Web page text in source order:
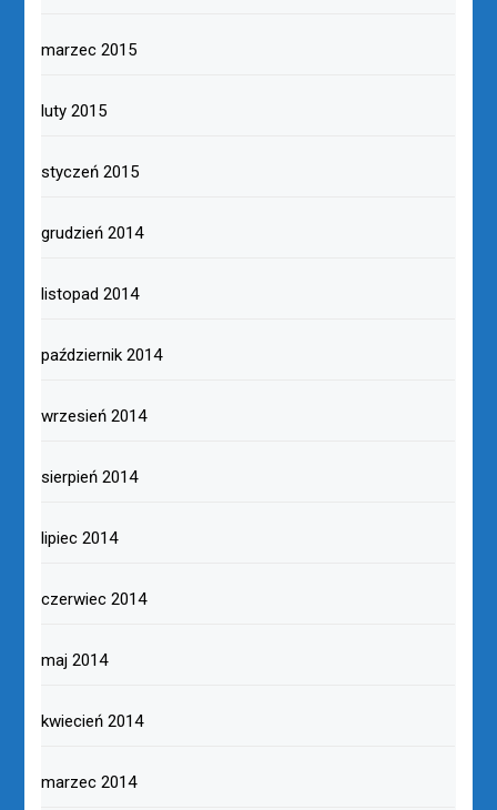
marzec 2015
luty 2015
styczeń 2015
grudzień 2014
listopad 2014
październik 2014
wrzesień 2014
sierpień 2014
lipiec 2014
czerwiec 2014
maj 2014
kwiecień 2014
marzec 2014